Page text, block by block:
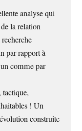
analyse qui
la relation
par rapport à
comme par
! Un
construite